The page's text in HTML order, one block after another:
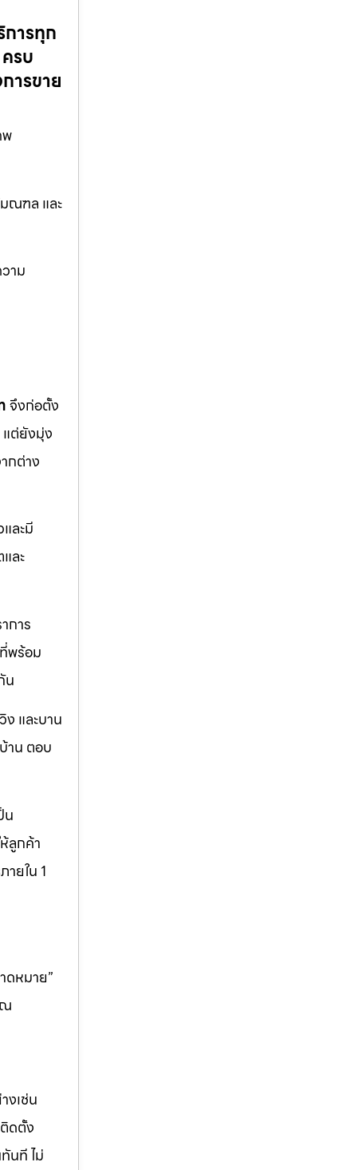
การทุก
รบ
ารขาย
พ
ณฑล และ
าม
จึงก่อตั้ง
แต่ยังมุ่ง
กต่าง
ละมี
ละ
การ
พร้อม
น
และบาน
าน ตอบ
น
ลูกค้า
ยใน 1
ดหมาย”
งเช่น
ดตั้ง
นที ไม่